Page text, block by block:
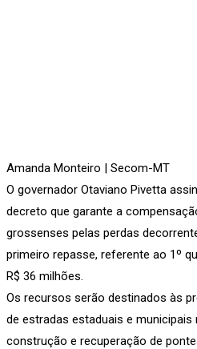
Amanda Monteiro | Secom-MT
O governador Otaviano Pivetta
decreto que garante a
grossenses pelas perdas
primeiro repasse, referente ao 1º
R$ 36 milhões.
Os recursos serão destinados às
de estradas estaduais e
construção e recuperação de